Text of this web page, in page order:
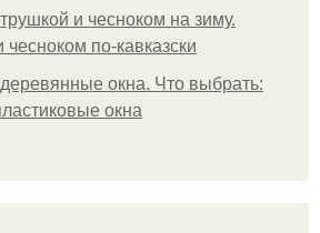
и чесноком на зиму.
по-кавказски
окна. Что выбрать:
окна